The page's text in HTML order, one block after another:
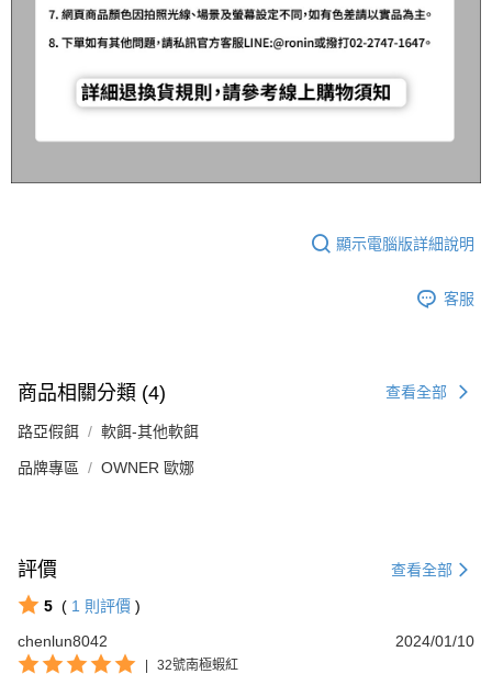
顯示電腦版詳細說明
客服
商品相關分類 (4) 查看全部
路亞假餌 軟餌-其他軟餌
品牌專區 OWNER 歐娜
評價 查看全部
5 ( 1 則評價 )
chenlun8042
2024/01/10
32號南極蝦紅